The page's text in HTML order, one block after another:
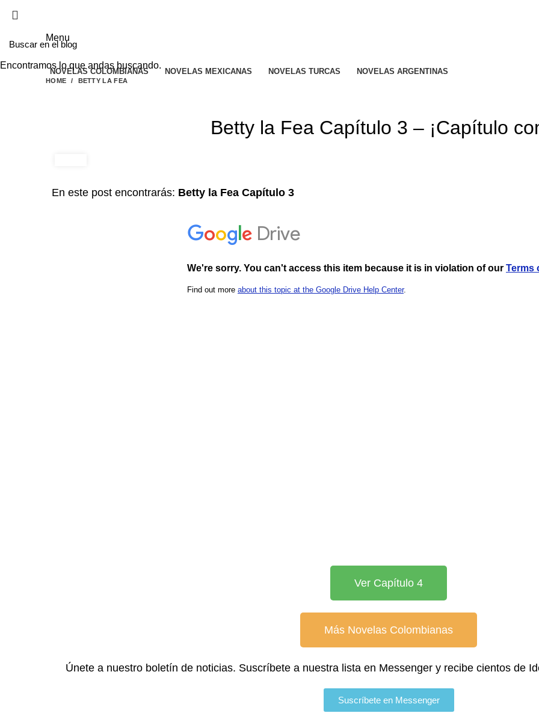
Menu
NOVELAS COLOMBIANAS NOVELAS MEXICANAS NOVELAS TURCAS NOVELAS ARGENTINAS
HOME BETTY LA FEA
Betty la Fea Capítulo 3 – ¡Capítulo
En este post encontrarás: Betty la Fea Capítulo 3
Ver Capítulo 4
Más Novelas Colombianas
Únete a nuestro boletín de noticias. Suscríbete a nuestra lista en Messenger y recibe cientos de
Suscríbete en Messenger
Encontramos lo que andas buscando.